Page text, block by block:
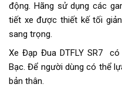
Đùi đĩa
Dĩa
Líp
động. Hãng sử dụng các
tiết xe được thiết kế tối
sang trọng.
Xe Đạp Đua DTFLY SR7
Bạc. Để người dùng có thể
bản thân.